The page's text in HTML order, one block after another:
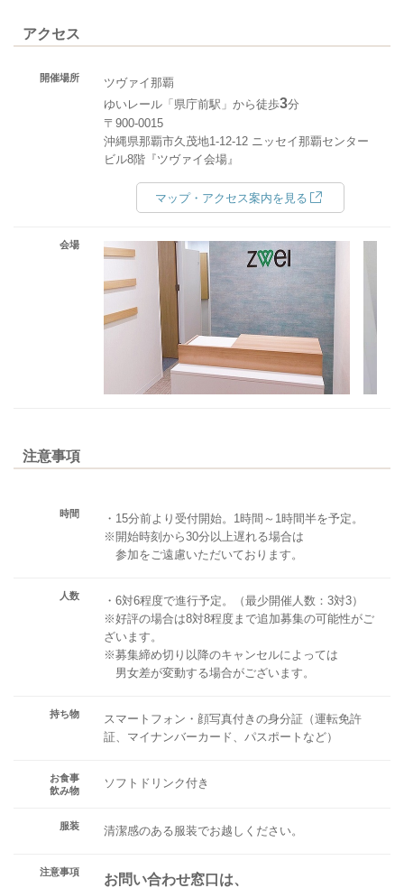
アクセス
開催場所
ツヴァイ那覇
ゆいレール「県庁前駅」から徒歩3分
〒900-0015
沖縄県那覇市久茂地1-12-12 ニッセイ那覇センター
ビル8階『ツヴァイ会場』
マップ・アクセス案内を見る
会場
注意事項
時間
・15分前より受付開始。1時間～1時間半を予定。
※開始時刻から30分以上遅れる場合は
参加をご遠慮いただいております。
人数
・6対6程度で進行予定。（最少開催人数：3対3）
※好評の場合は8対8程度まで追加募集の可能性がご
ざいます。
※募集締め切り以降のキャンセルによっては
男女差が変動する場合がございます。
持ち物
スマートフォン・顔写真付きの身分証（運転免許
証、マイナンバーカード、パスポートなど）
お食事
飲み物
ソフトドリンク付き
服装 清潔感のある服装でお越しください。
注意事項
お問い合わせ窓口は、